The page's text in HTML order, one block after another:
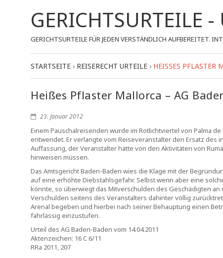
GERICHTSURTEILE
GERICHTSURTEILE FÜR JEDEN VERSTÄNDLICH AUFBEREITET.
STARTSEITE › REISERECHT URTEILE › HEISSES PFLASTER
Heißes Pflaster Mallorca – AG
23. Januar 2012
Einem Pauschalreisenden wurde im Rotlichtviertel von Palma
entwendet. Er verlangte vom Reiseveranstalter den Ersatz
Auffassung, der Veranstalter hätte von den Aktivitäten von
hinweisen müssen.
Das Amtsgericht Baden-Baden wies die Klage mit der
auf eine erhöhte Diebstahlsgefahr. Selbst wenn aber eine
könnte, so überwiegt das Mitverschulden des Geschädigten
Verschulden seitens des Veranstalters dahinter völlig
Arenal begeben und hierbei nach seiner Behauptung einen
fahrlässig einzustufen.
Urteil des AG Baden-Baden vom 14.04.2011
Aktenzeichen: 16 C 6/11
RRa 2011, 207